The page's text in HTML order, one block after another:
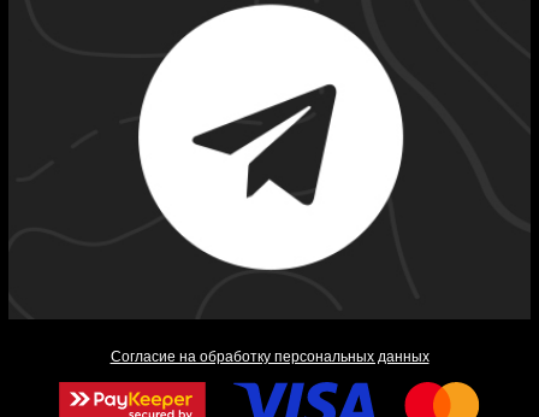
Согласие на обработку персональных данных